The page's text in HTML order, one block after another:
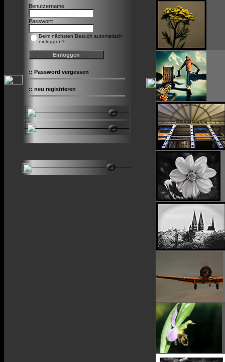
Benutzername:
Passwort:
Beim nächsten Besuch automatisch
einloggen?
:: Password vergessen
:: neu registrieren